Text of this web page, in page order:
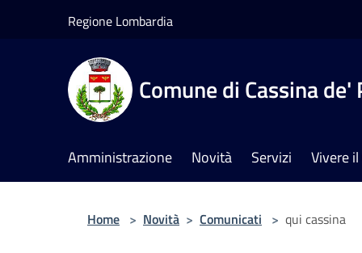
Regione Lombardia
Comune di Cassina de'
Amministrazione Novità Servizi Vivere
Home > Novità > Comunicati > qui cassina